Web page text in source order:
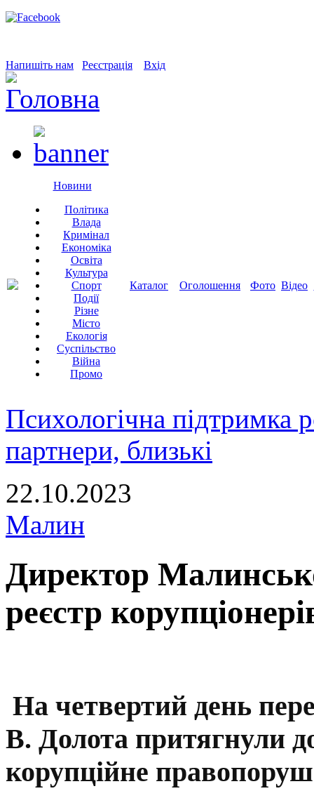
Напишіть нам Реєстрація Вхід
Новини
Політика
Влада
Кримінал
Економіка
Освіта
Культура
Спорт
Події
Різне
Місто
Екологія
Суспільство
Війна
Промо
Каталог Оголошення Фото Відео
Психологічна підтримка
партнери, близькі
22.10.2023
Малин
Директор
реєстр
На четвертий день
В. Долота притягнули
корупційне